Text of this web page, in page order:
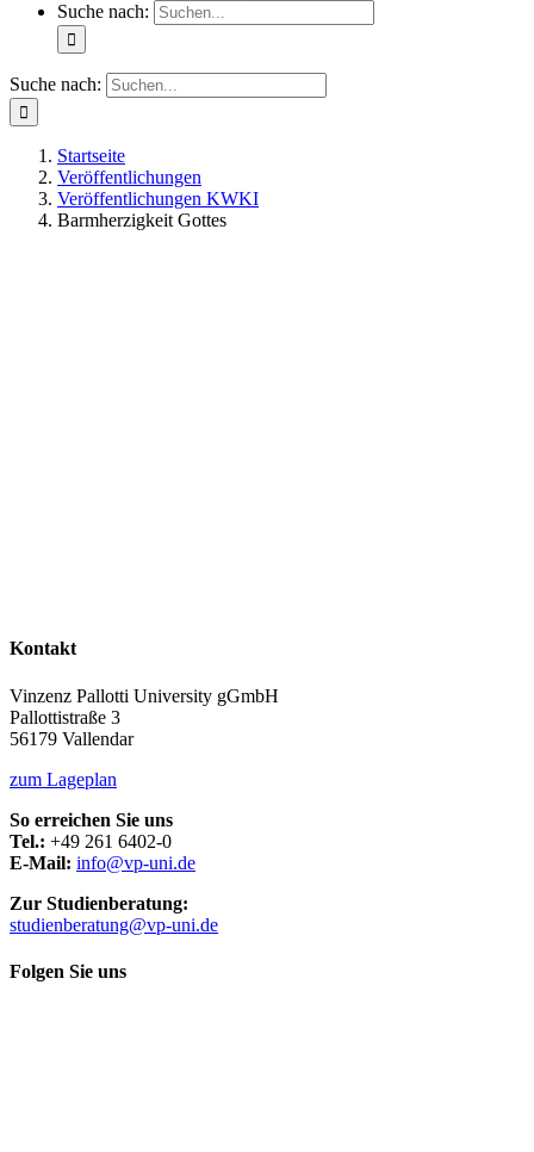
Suche nach:
Suche nach:
Startseite
Veröffentlichungen
Veröffentlichungen KWKI
Barmherzigkeit Gottes
Kontakt
Vinzenz Pallotti University gGmbH
Pallottistraße 3
56179 Vallendar
zum Lageplan
So erreichen Sie uns
Tel.: +49 261 6402-0
E-Mail: info@vp-uni.de
Zur Studienberatung:
studienberatung@vp-uni.de
Folgen Sie uns